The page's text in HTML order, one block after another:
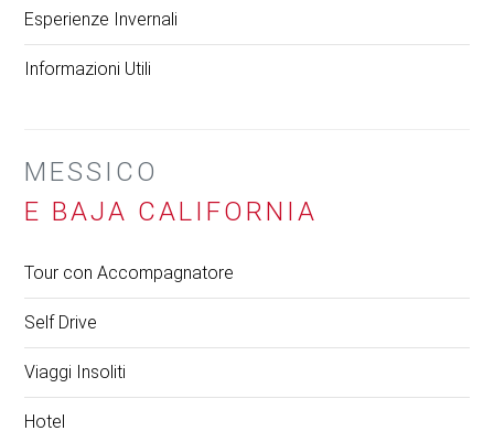
Esperienze Invernali
Informazioni Utili
MESSICO
E BAJA CALIFORNIA
Tour con Accompagnatore
Self Drive
Viaggi Insoliti
Hotel